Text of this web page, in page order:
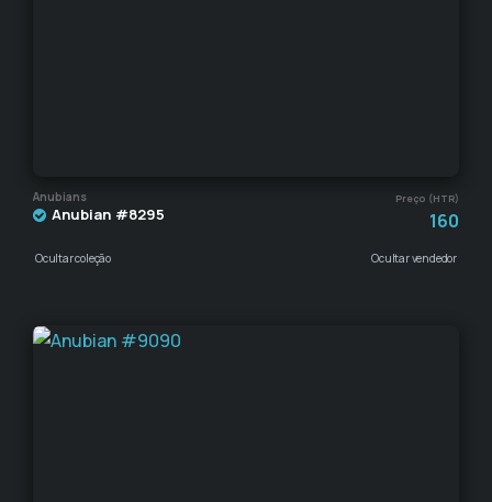
Anubians Preço (HTR)
Anubian #8295 160
Ocultar coleção Ocultar vendedor